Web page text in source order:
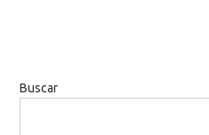
Buscar